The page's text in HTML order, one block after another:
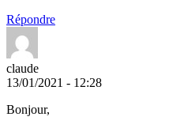
Répondre
claude
13/01/2021 - 12:28
Bonjour,